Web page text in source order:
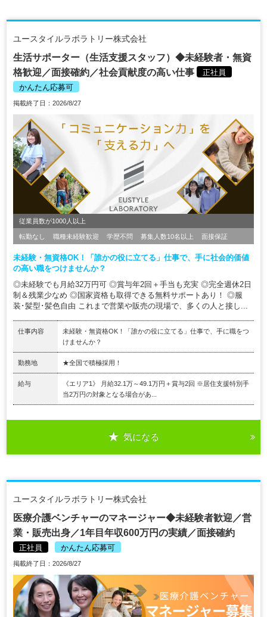
ユースタイルラボラトリー株式会社
生活サポーター（生活支援スタッフ）◆未経験者・無資
格歓迎／面接確約／社会貢献度の高い仕事
正社員
かんたん応募可
掲載終了日：2026/8/27
従業員数が1000人以上
転勤なし 職種未経験歓迎 学歴不問 募集人数10名以上 面接保証
未経験・無資格OK！「誰かの役に立てる」仕事で、手に社会的価値
の高い職をつけませんか？
◎未経験でも月給32万円可 ◎賞与年2回＋手当も充実 ◎完全週休2日
制＆残業少なめ ◎国家資格も取得できる無料サポートあり！ ◎服
装･髪型･髪色自由 これまで営業や販売の現場で、多くの人と接し...
仕事内容
未経験・無資格OK！「誰かの役に立てる」仕事で、手に職をつ
けませんか？
勤務地 ★全国で積極採用！
給与
《エリア1》 月給32.1万～49.1万円＋賞与2回 ※居住支援特別手
当2万円の対象となる場合があ...
気になる
ユースタイルラボラトリー株式会社
医療介護ベンチャーのマネージャー◆未経験者歓迎／営
業・販売出身／1年目年収600万円の実績／面接確約
正社員 かんたん応募可
掲載終了日：2026/8/27